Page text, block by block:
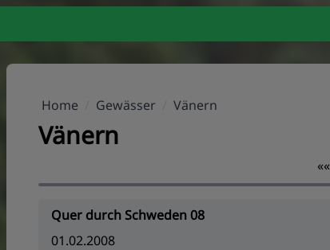
Home Gewässer Vänern
Vänern
««
Quer durch Schweden 08
01.02.2008